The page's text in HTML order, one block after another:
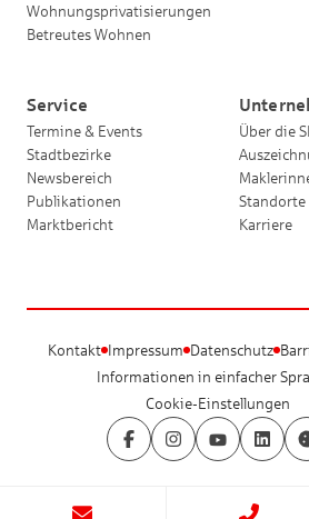
Wohnungsprivatisierungen
Betreutes Wohnen
Service
Termine & Events
Stadtbezirke
Newsbereich
Publikationen
Marktbericht
Über die
Standorte
Karriere
Kontakt Impressum Datenschutz
Informationen in einfacher
Cookie-Einstellungen
FacebookInstagramYouTube